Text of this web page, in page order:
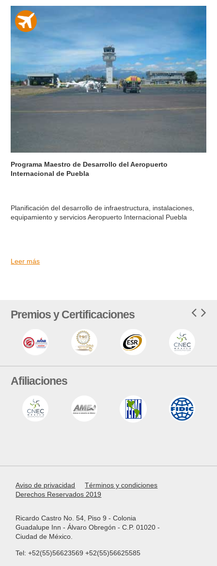
Programa Maestro de Desarrollo del Aeropuerto
Internacional de Puebla
Planificación del desarrollo de infraestructura, instalaciones,
equipamiento y servicios Aeropuerto Internacional Puebla
Leer más
Premios y Certificaciones
Afiliaciones
Aviso de privacidad
Términos y condiciones
Derechos Reservados 2019
Ricardo Castro No. 54, Piso 9 - Colonia
Guadalupe Inn - Álvaro Obregón - C.P. 01020 -
Ciudad de México.
Tel: +52(55)56623569 +52(55)56625585